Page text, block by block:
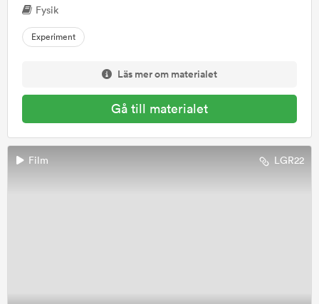
Fysik
Experiment
Läs mer om materialet
Gå till materialet
Film LGR22